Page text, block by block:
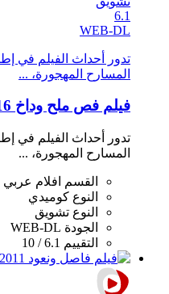
6.1
WEB-DL
تدور أحداث الفيلم في
المسارح المهجورة، ...
فيلم فص ملح وداخ 2016 HD
تدور أحداث الفيلم في
المسارح المهجورة، ...
القسم
افلام عربي
النوع كوميدي
النوع تشويق
الجودة WEB-DL
التقييم 6.1 / 10